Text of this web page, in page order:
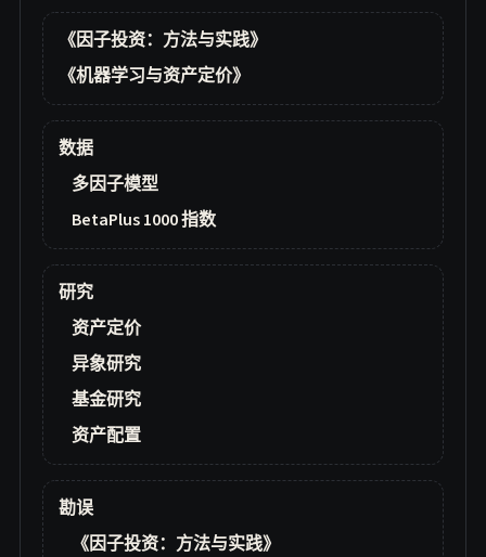
《因子投资：方法与实践》
《机器学习与资产定价》
数据
多因子模型
BetaPlus 1000 指数
研究
资产定价
异象研究
基金研究
资产配置
勘误
《因子投资：方法与实践》